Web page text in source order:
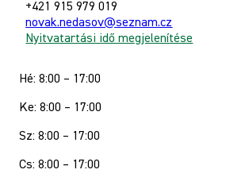
+421 915 979 019
novak.nedasov@seznam.cz
Nyitvatartási idő megjelenítése
Hé: 8:00 – 17:00
Ke: 8:00 – 17:00
Sz: 8:00 – 17:00
Cs: 8:00 – 17:00